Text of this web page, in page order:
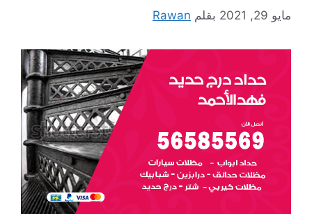
مايو 29, 2021 بقلم Rawan